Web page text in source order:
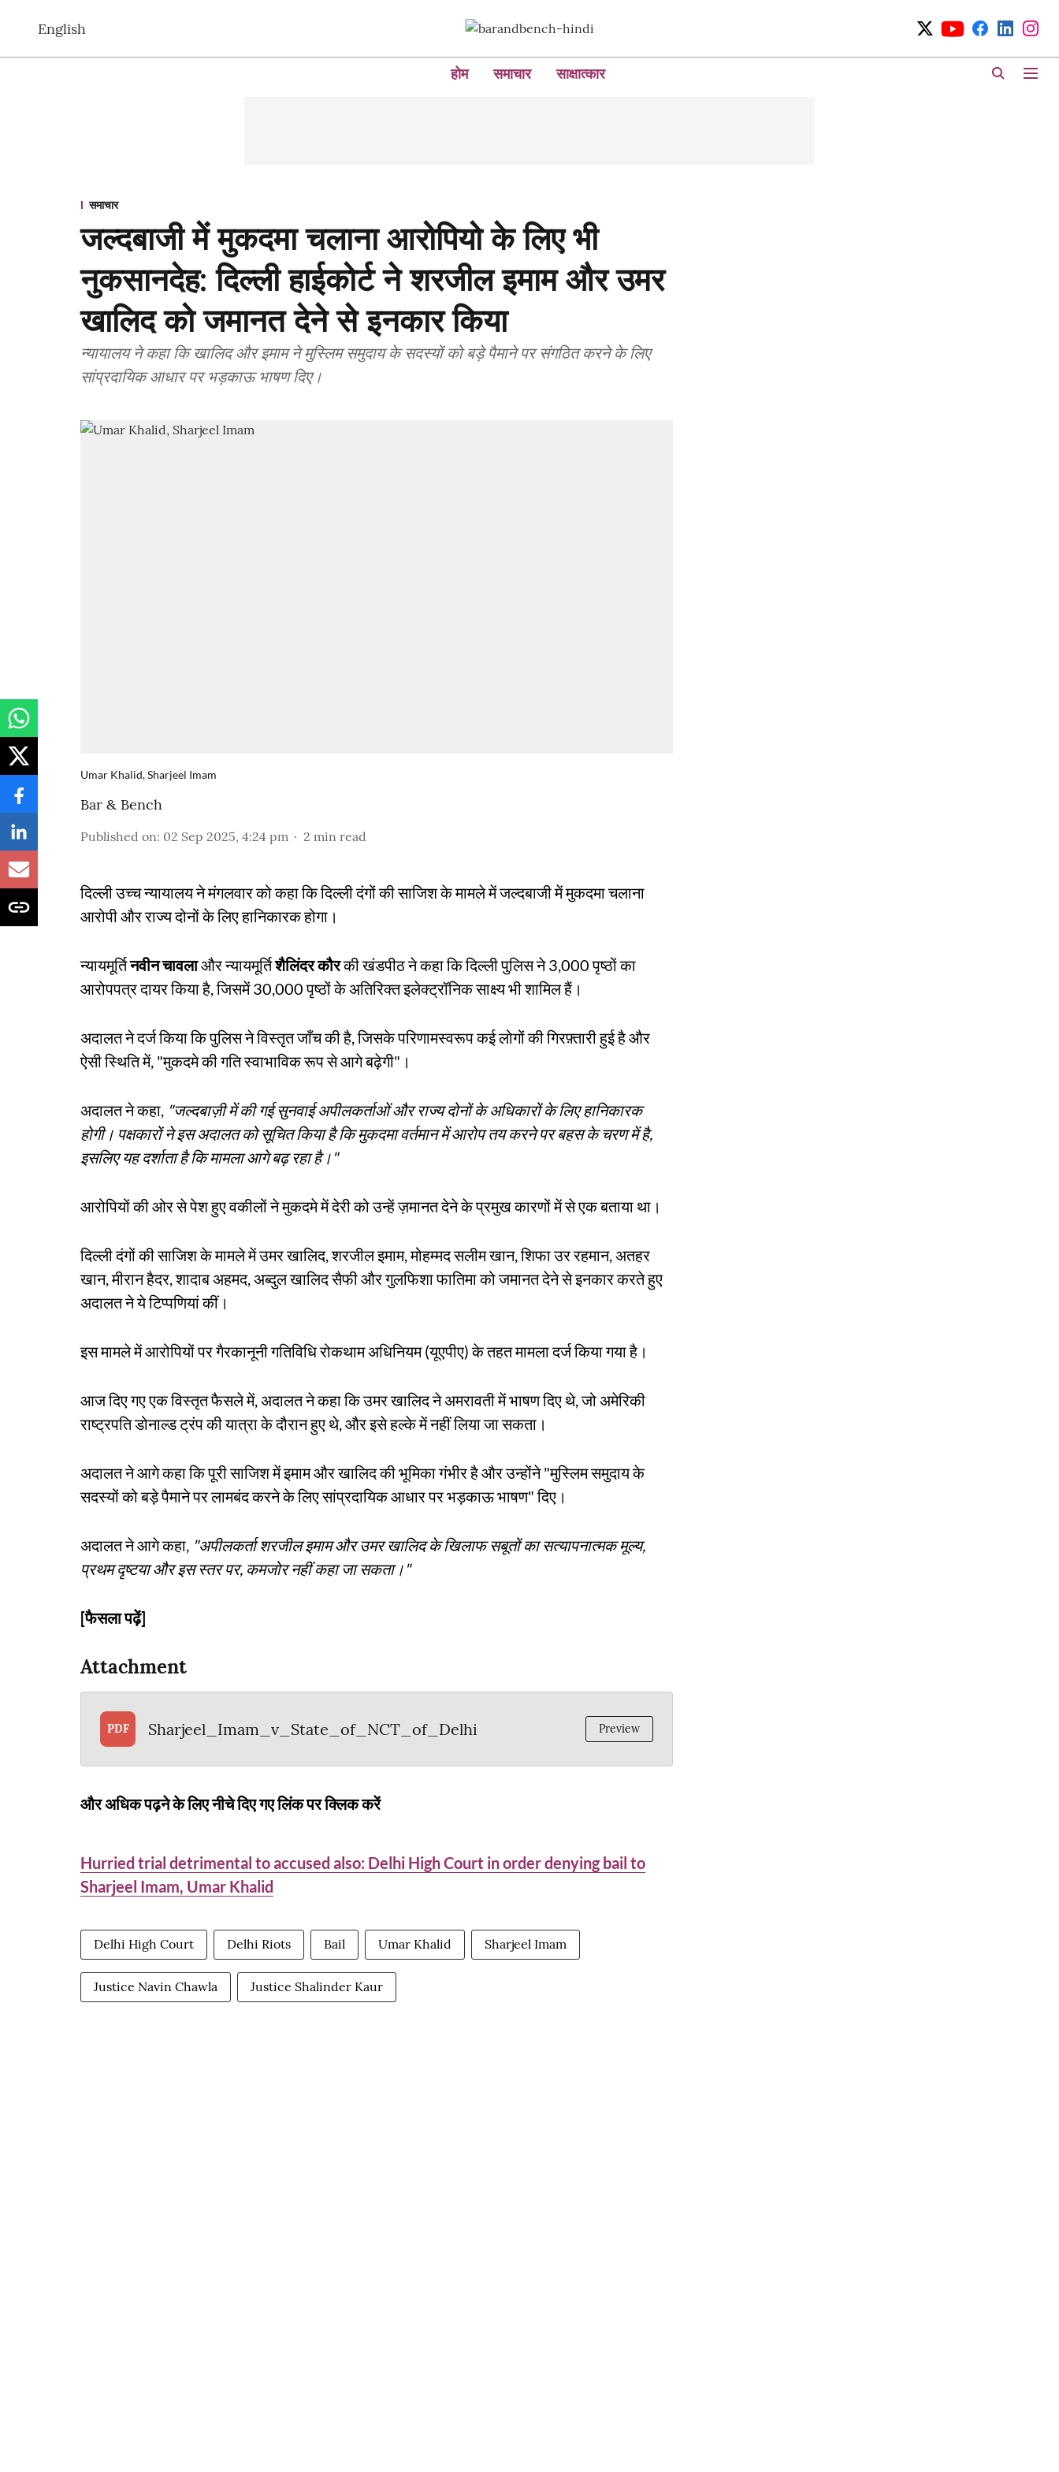
English
होम समाचार साक्षात्कार
समाचार
जल्दबाजी में मुकदमा चलाना आरोपियो के लिए भी
नुकसानदेह: दिल्ली हाईकोर्ट ने शरजील इमाम और उमर
खालिद को जमानत देने से इनकार किया
न्यायालय ने कहा कि खालिद और इमाम ने मुस्लिम समुदाय के सदस्यों को बड़े पैमाने पर संगठित करने के लिए
सांप्रदायिक आधार पर भड़काऊ भाषण दिए।
Umar Khalid, Sharjeel Imam
Bar & Bench
Published on: 02 Sep 2025, 4:24 pm 2 min read
दिल्ली उच्च न्यायालय ने मंगलवार को कहा कि दिल्ली दंगों की साजिश के मामले में जल्दबाजी में मुकदमा चलाना
आरोपी और राज्य दोनों के लिए हानिकारक होगा।
न्यायमूर्तिनवीन चावलाऔर न्यायमूर्तिशैलिंदर कौरकी खंडपीठ ने कहा कि दिल्ली पुलिस ने 3,000 पृष्ठों का
आरोपपत्र दायर किया है, जिसमें 30,000 पृष्ठों के अतिरिक्त इलेक्ट्रॉनिक साक्ष्य भी शामिल हैं।
अदालत ने दर्ज किया कि पुलिस ने विस्तृत जाँच की है, जिसके परिणामस्वरूप कई लोगों की गिरफ़्तारी हुई है और
ऐसी स्थिति में, "मुकदमे की गति स्वाभाविक रूप से आगे बढ़ेगी"।
अदालत ने कहा, "जल्दबाज़ी में की गई सुनवाई अपीलकर्ताओं और राज्य दोनों के अधिकारों के लिए हानिकारक
होगी। पक्षकारों ने इस अदालत को सूचित किया है कि मुकदमा वर्तमान में आरोप तय करने पर बहस के चरण में है,
इसलिए यह दर्शाता है कि मामला आगे बढ़ रहा है।"
आरोपियों की ओर से पेश हुए वकीलों ने मुकदमे में देरी को उन्हें ज़मानत देने के प्रमुख कारणों में से एक बताया था।
दिल्ली दंगों की साजिश के मामले में उमर खालिद, शरजील इमाम, मोहम्मद सलीम खान, शिफा उर रहमान, अतहर
खान, मीरान हैदर, शादाब अहमद, अब्दुल खालिद सैफी और गुलफिशा फातिमा को जमानत देने से इनकार करते हुए
अदालत ने ये टिप्पणियां कीं।
इस मामले में आरोपियों पर गैरकानूनी गतिविधि रोकथाम अधिनियम (यूएपीए) के तहत मामला दर्ज किया गया है।
आज दिए गए एक विस्तृत फैसले में, अदालत ने कहा कि उमर खालिद ने अमरावती में भाषण दिए थे, जो अमेरिकी
राष्ट्रपति डोनाल्ड ट्रंप की यात्रा के दौरान हुए थे, और इसे हल्के में नहीं लिया जा सकता।
अदालत ने आगे कहा कि पूरी साजिश में इमाम और खालिद की भूमिका गंभीर है और उन्होंने "मुस्लिम समुदाय के
सदस्यों को बड़े पैमाने पर लामबंद करने के लिए सांप्रदायिक आधार पर भड़काऊ भाषण" दिए।
अदालत ने आगे कहा, "अपीलकर्ता शरजील इमाम और उमर खालिद के खिलाफ सबूतों का सत्यापनात्मक मूल्य,
प्रथम दृष्टया और इस स्तर पर, कमजोर नहीं कहा जा सकता।"
[फैसला पढ़ें]
Attachment
PDF Sharjeel_Imam_v_State_of_NCT_of_Delhi Preview
और अधिक पढ़ने के लिए नीचे दिए गए लिंक पर क्लिक करें
Hurried trial detrimental to accused also: Delhi High Court in order denying bail to
Sharjeel Imam, Umar Khalid
Delhi High Court Delhi Riots Bail Umar Khalid Sharjeel Imam
Justice Navin Chawla Justice Shalinder Kaur